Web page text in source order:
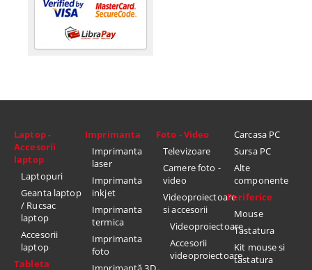
Laptop -
Accesorii
laptop
Laptopuri
Geanta laptop
/ Rucsac
laptop
Accesorii
laptop
Tableta
Imprimanta
Imprimanta
laser
Imprimanta
inkjet
Imprimanta
termica
Imprimanta
foto
Foto - Video
Televizoare
Camere foto -
video
Videoproiectoare
si accesorii
Videoproiectoare
Accesorii
videoproiectoare
Carcasa PC
Sursa PC
Alte
componente
Periferice
Mouse
Tastatura
Kit mouse si
tastatura